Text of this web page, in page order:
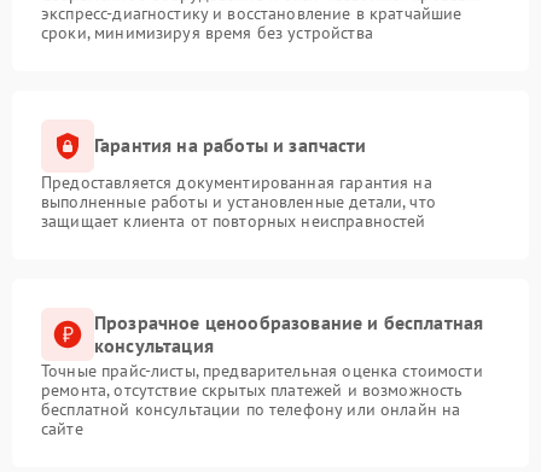
экспресс-диагностику и восстановление в кратчайшие
сроки, минимизируя время без устройства
Гарантия на работы и запчасти
Предоставляется документированная гарантия на
выполненные работы и установленные детали, что
защищает клиента от повторных неисправностей
Прозрачное ценообразование и бесплатная
консультация
Точные прайс-листы, предварительная оценка стоимости
ремонта, отсутствие скрытых платежей и возможность
бесплатной консультации по телефону или онлайн на
сайте